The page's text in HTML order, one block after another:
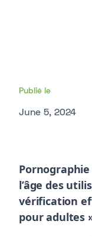
Publié le
June 5, 2024
l’âge des
vérification
pour adultes